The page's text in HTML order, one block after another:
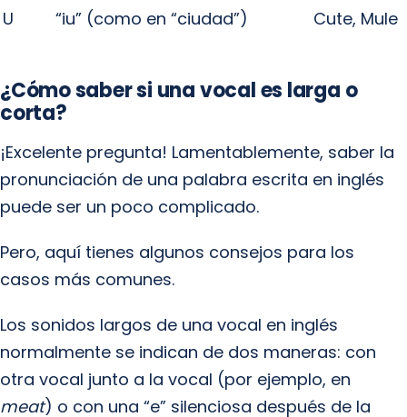
U
“iu” (como en “ciudad”) Cute, Mule
¿Cómo saber si una vocal es larga o
corta?
¡Excelente pregunta! Lamentablemente, saber la
pronunciación de una palabra escrita en inglés
puede ser un poco complicado.
Pero, aquí tienes algunos consejos para los
casos más comunes.
Los sonidos largos de una vocal en inglés
normalmente se indican de dos maneras: con
otra vocal junto a la vocal (por ejemplo, en
meat) o con una “e” silenciosa después de la